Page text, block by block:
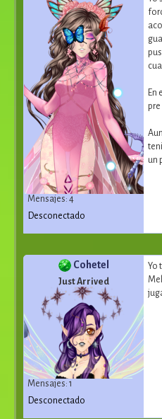
Mensajes: 4
En
un
Desconectado
Cohetel
Just Arrived
Mensajes: 1
Yo
Desconectado